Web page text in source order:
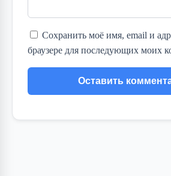
Сохранить моё имя, email и
браузере для последующих моих